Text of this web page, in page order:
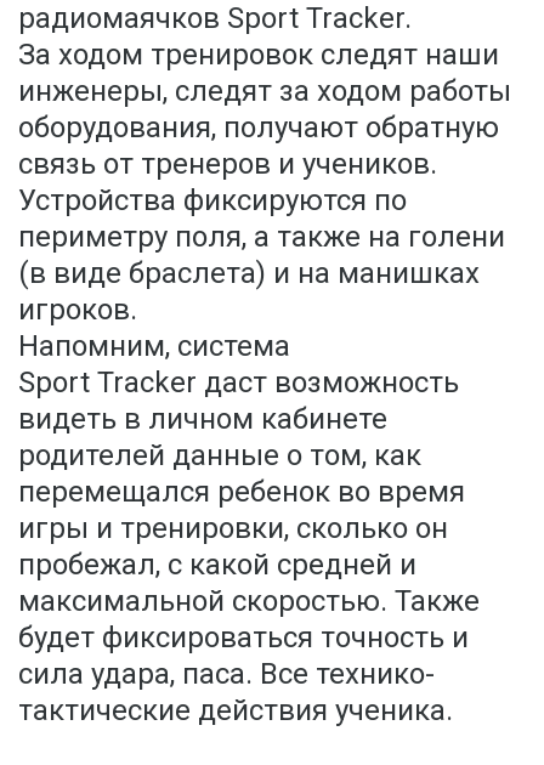
радиомаячков Sport Tracker.
За ходом тренировок следят наши
инженеры, следят за ходом работы
оборудования, получают обратную
связь от тренеров и учеников.
Устройства фиксируются по
периметру поля, а также на голени
(в виде браслета) и на манишках
игроков.
Напомним, система
Sport Tracker даст возможность
видеть в личном кабинете
родителей данные о том, как
перемещался ребенок во время
игры и тренировки, сколько он
пробежал, с какой средней и
максимальной скоростью. Также
будет фиксироваться точность и
сила удара, паса. Все технико-
тактические действия ученика.